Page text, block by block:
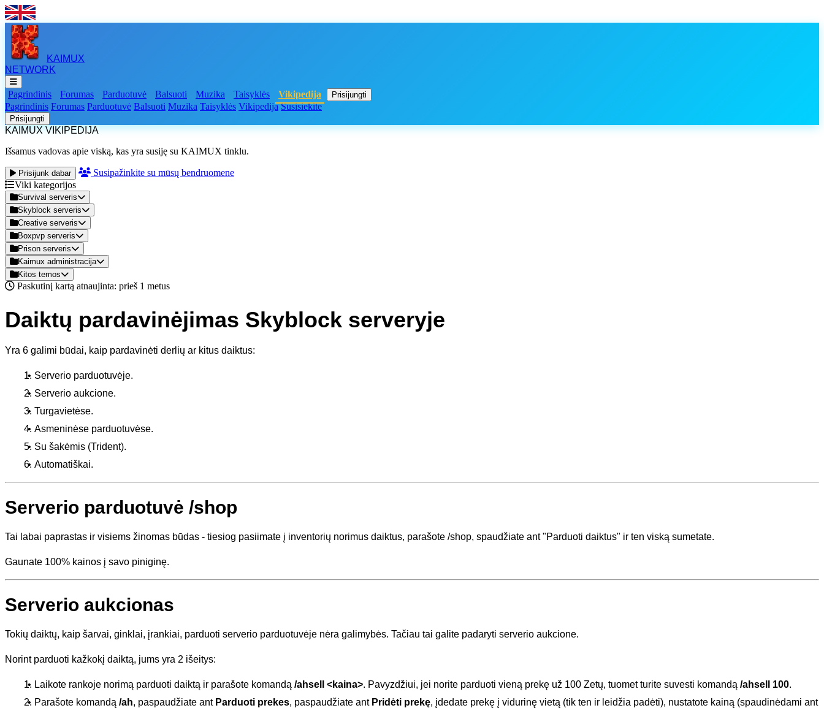
KAIMUX
NETWORK
Pagrindinis Forumas Parduotuvė Balsuoti Muzika Taisyklės Vikipedija Prisijungti
Pagrindinis Forumas Parduotuvė Balsuoti Muzika Taisyklės Vikipedija Susisiekite
Prisijungti
KAIMUX VIKIPEDIJA
Išsamus vadovas apie viską, kas yra susiję su KAIMUX tinklu.
Prisijunk dabar
Susipažinkite su mūsų bendruomene
Viki kategorijos
Survival serveris
Skyblock serveris
Creative serveris
Boxpvp serveris
Prison serveris
Kaimux administracija
Kitos temos
Paskutinį kartą atnaujinta: prieš 1 metus
Daiktų pardavinėjimas Skyblock serveryje
Yra 6 galimi būdai, kaip pardavinėti derlių ar kitus daiktus:
Serverio parduotuvėje.
Serverio aukcione.
Turgavietėse.
Asmeninėse parduotuvėse.
Su šakėmis (Trident).
Automatiškai.
Serverio parduotuvė /shop
Tai labai paprastas ir visiems žinomas būdas - tiesiog pasiimate į inventorių norimus daiktus, parašote /shop, spaudžiate ant "Parduoti daiktus" ir ten viską sumetate.
Gaunate 100% kainos į savo piniginę.
Serverio aukcionas
Tokių daiktų, kaip šarvai, ginklai, įrankiai, parduoti serverio parduotuvėje nėra galimybės. Tačiau tai galite padaryti serverio aukcione.
Norint parduoti kažkokį daiktą, jums yra 2 išeitys:
Laikote rankoje norimą parduoti daiktą ir parašote komandą /ahsell <kaina>. Pavyzdžiui, jei norite parduoti vieną prekę už 100 Zetų, tuomet turite suvesti komandą /ahsell 100.
Parašote komandą /ah, paspaudžiate ant Parduoti prekes, paspaudžiate ant Pridėti prekę, įdedate prekę į vidurinę vietą (tik ten ir leidžia padėti), nustatote kainą (spaudinėdami ant